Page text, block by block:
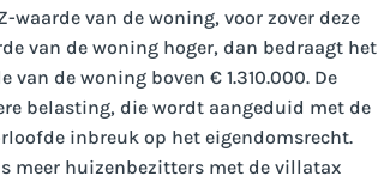
van de woning, voor zover deze
van de woning hoger, dan bedraagt het
de woning boven € 1.310.000. De
belasting, die wordt aangeduid met de
inbreuk op het eigendomsrecht.
meer huizenbezitters met de villatax